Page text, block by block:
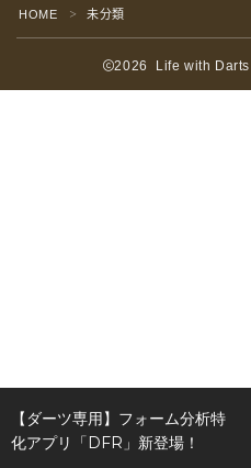
HOME ＞ 未分類
2026 Life with Darts
【ダーツ専用】フォーム分析特
化アプリ「DFR」新登場！